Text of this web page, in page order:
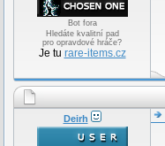
Bot fora
Hledáte kvalitní pad
pro opravdové hráče?
Je tu rare-items.cz
Deirh